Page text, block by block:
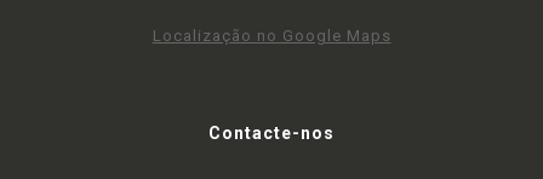
Localização no Google Maps
Contacte-nos